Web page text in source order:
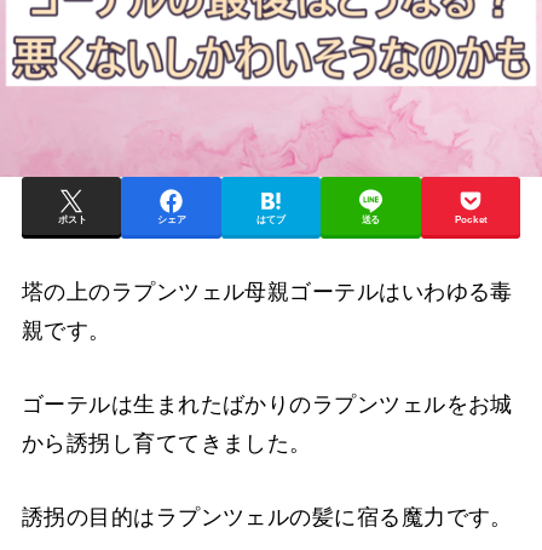
ポスト シェア はてブ 送る Pocket
塔の上のラプンツェル母親ゴーテルはいわゆる毒
親です。
ゴーテルは生まれたばかりのラプンツェルをお城
から誘拐し育ててきました。
誘拐の目的はラプンツェルの髪に宿る魔力です。